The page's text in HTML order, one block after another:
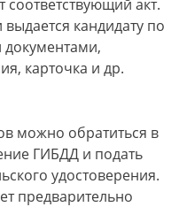
соответствующий акт.
кандидату по
документами,
карточка и др.
можно обратиться в
ГИБДД и подать
удостоверения.
предварительно